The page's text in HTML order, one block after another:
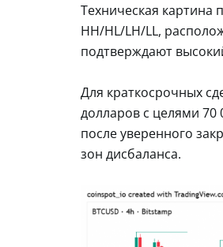
Техническая картина
HH/HL/LH/LL,
подтверждают
Для краткосрочных
долларов с целями 70
после уверенного
зон дисбаланса.